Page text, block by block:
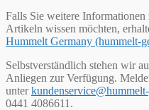
Falls Sie weitere Informationen
Artikeln wissen möchten,
Hummelt Germany (hummelt-
Selbstverständlich stehen wir
Anliegen zur Verfügung.
unter
0441 4086611.